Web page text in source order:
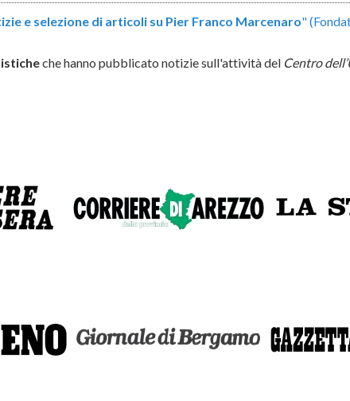
e selezione di articoli su Pier Franco Marcenaro"
che hanno pubblicato notizie sull'attività del Centro